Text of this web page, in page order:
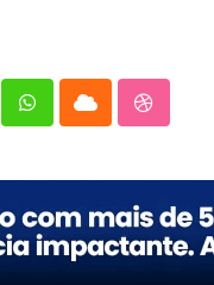
WhatsappCloud